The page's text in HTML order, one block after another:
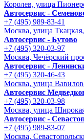
Королев, улица
Автосервис -
+7 (495) 989-83-41
Москва, улица
Автосервис - Бутово
+7 (495) 320-03-97
Москва, Чечёрский
Автосервис -
+7 (495) 320-46-43
Москва, улица
Автосервис
+7 (495) 320-03-98
Москва, улица
Автосервис -
+7 (495) 989-83-07
Москва,